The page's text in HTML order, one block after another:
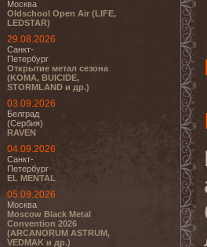
Москва
Oldschool Open Air (LIFE,
LEDSTAR)
29.08.2026
Санкт-
Петербург
Открытие метал сезона
(KOMA, BUICIDE,
STORMLAND и др.)
03.09.2026
Белград
(Сербия)
RAVEN
04.09.2026
Санкт-
Петербург
EL MENTAL
05.09.2026
Москва
Moscow Black Metal
Convention 2026
(ARCANORUM ASTRUM,
VEDMAK и др.)